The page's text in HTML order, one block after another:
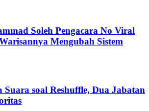
Soleh Pengacara No Viral
Mengubah Sistem
Suara soal Reshuffle, Dua Jabatan